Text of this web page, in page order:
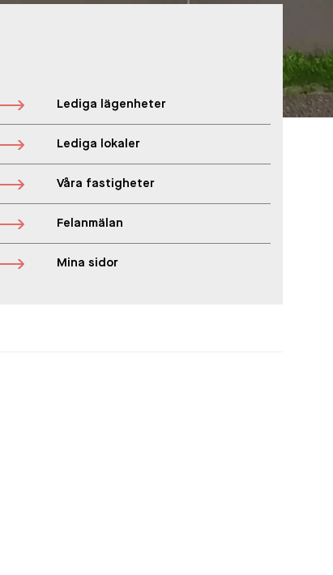
Lediga lägenheter
Lediga lokaler
Våra fastigheter
Felanmälan
Mina sidor